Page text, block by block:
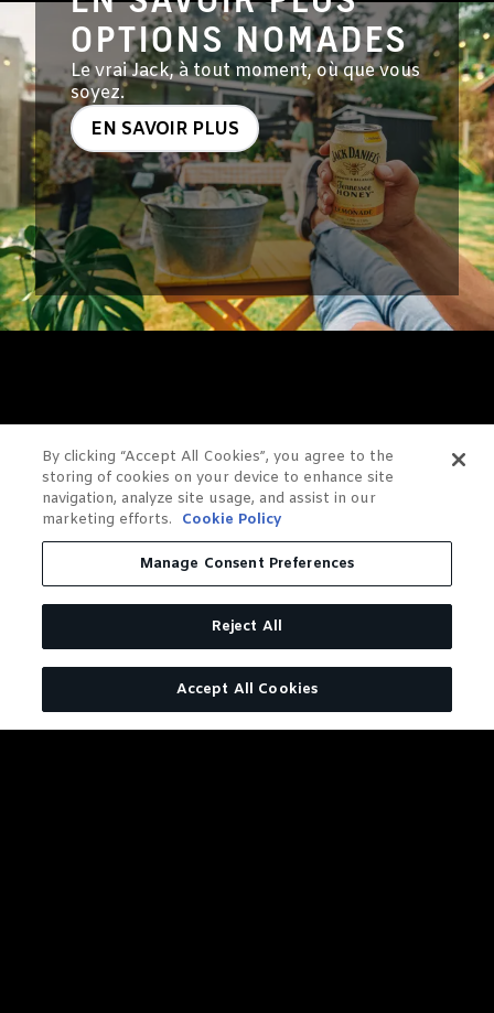
OPTIONS NOMADES
Le vrai Jack, à tout moment, où que vous
soyez.
EN SAVOIR PLUS
VOUS
AIMEREZ
PEUT-
ÊTRE
By clicking “Accept All Cookies”, you agree to the
storing of cookies on your device to enhance site
navigation, analyze site usage, and assist in our
marketing efforts.
Cookie Policy
Manage Consent Preferences
Reject All
Accept All Cookies